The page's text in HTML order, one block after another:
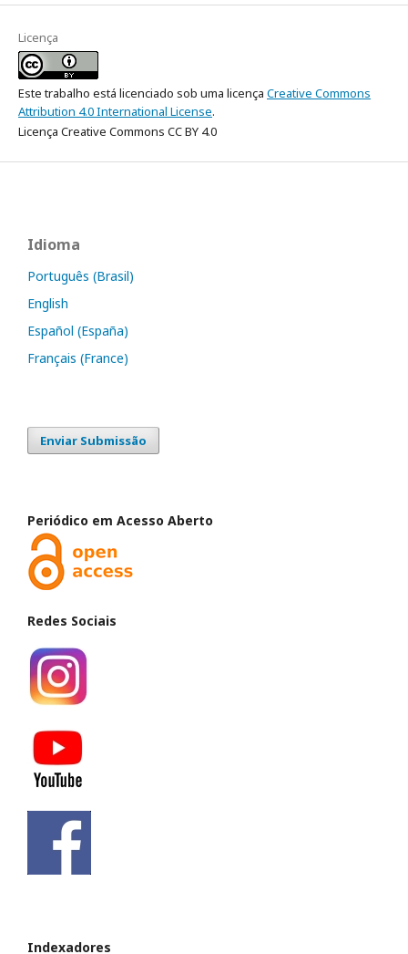
Licença
Este trabalho está licenciado sob uma licença Creative Commons
Attribution 4.0 International License.
Licença Creative Commons CC BY 4.0
Idioma
Português (Brasil)
English
Español (España)
Français (France)
Enviar Submissão
Periódico em Acesso Aberto
Redes Sociais
Indexadores